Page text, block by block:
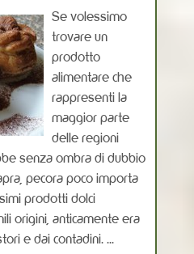
Se volessimo
trovare un
prodotto
alimentare che
rappresenti la
maggior parte
delle regioni
senza ombra di dubbio
pecora poco importa
prodotti dolci
origini, anticamente era
e dai contadini. ...